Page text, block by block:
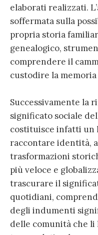
elaborati realizzati.
soffermata sulla
propria storia
genealogico,
comprendere il
custodire la
Successivamente la
significato sociale
costituisce infatti un
raccontare identità,
trasformazioni
più veloce e
trascurare il
quotidiani,
degli indumenti
delle comunità che